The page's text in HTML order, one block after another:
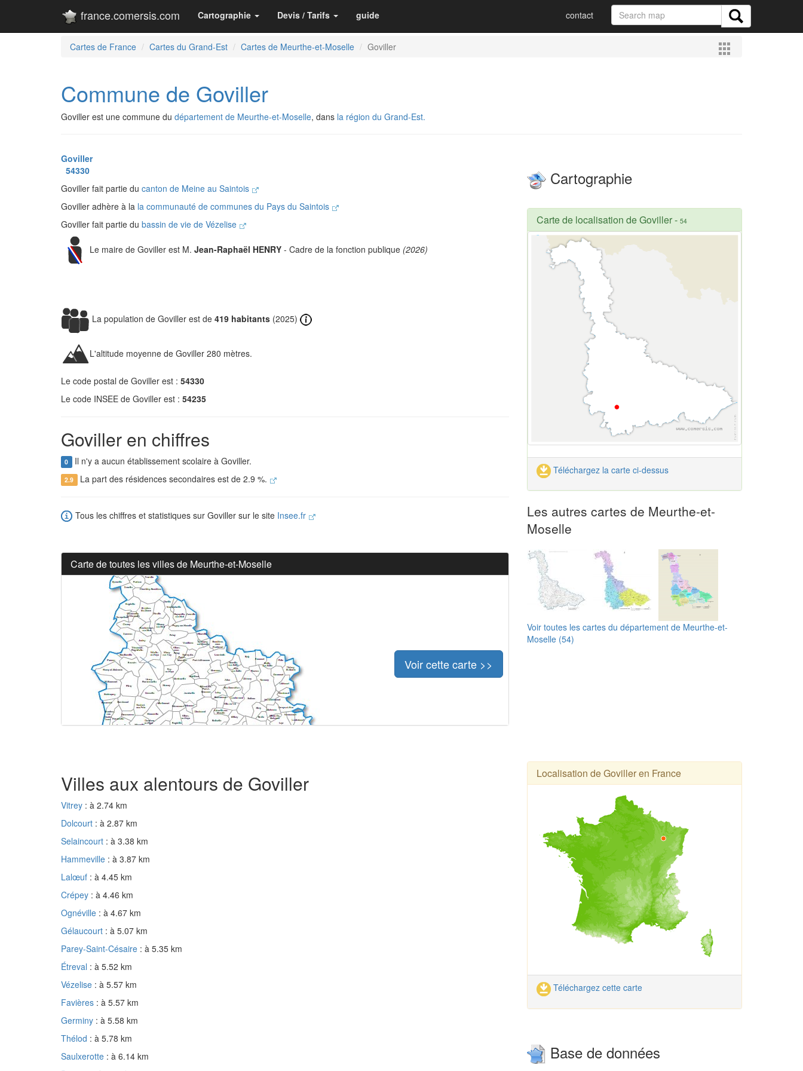
france.comersis.com Cartographie Devis / Tarifs guide contact
Cartes de France Cartes du Grand-Est Cartes de Meurthe-et-Moselle Goviller
Commune de Goviller
Goviller est une commune du département de Meurthe-et-Moselle, dans la région du Grand-Est.
Goviller
54330
Goviller fait partie du canton de Meine au Saintois
Goviller adhère à la la communauté de communes du Pays du Saintois
Goviller fait partie du bassin de vie de Vézelise
Le maire de Goviller est M. Jean-Raphaël HENRY - Cadre de la fonction publique (2026)
La population de Goviller est de 419 habitants (2025)
L'altitude moyenne de Goviller 280 mètres.
Le code postal de Goviller est : 54330
Le code INSEE de Goviller est : 54235
Goviller en chiffres
0 Il n'y a aucun établissement scolaire à Goviller.
2.9 La part des résidences secondaires est de 2.9 %.
Tous les chiffres et statistiques sur Goviller sur le site Insee.fr
Carte de toutes les villes de Meurthe-et-Moselle
Voir cette carte >>
Cartographie
Carte de localisation de Goviller- 54
Téléchargez la carte ci-dessus
Les autres cartes de Meurthe-et-
Moselle
Voir toutes les cartes du département de Meurthe-et-
Moselle (54)
Villes aux alentours de Goviller
Vitrey : à 2.74 km
Dolcourt : à 2.87 km
Selaincourt : à 3.38 km
Hammeville : à 3.87 km
Lalœuf : à 4.45 km
Crépey : à 4.46 km
Ognéville : à 4.67 km
Gélaucourt : à 5.07 km
Parey-Saint-Césaire : à 5.35 km
Étreval : à 5.52 km
Vézelise : à 5.57 km
Favières : à 5.57 km
Germiny : à 5.58 km
Thélod : à 5.78 km
Saulxerotte : à 6.14 km
Localisation de Goviller en France
Téléchargez cette carte
Base de données